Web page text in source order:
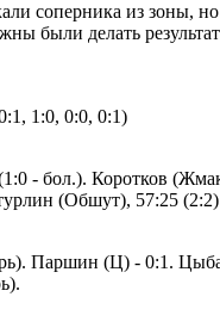
соперника из зоны,
были делать
1:0, 0:0, 0:1)
- бол.). Коротков
(Обшут), 57:25
Паршин (Ц) - 0:1.